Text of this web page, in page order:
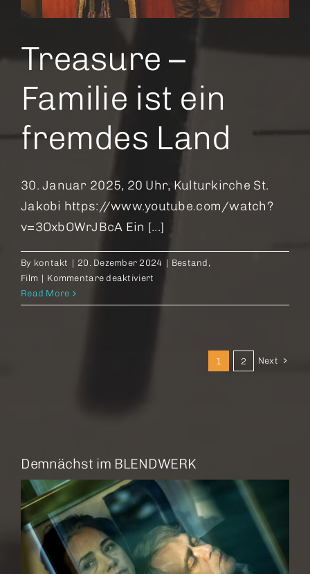
Treasure –
Familie ist ein
fremdes Land
30. Januar 2025, 20 Uhr, Kulturkirche St.
Jakobi https://www.youtube.com/watch?
v=3OxbOWrJBcA Ein [...]
By kontakt | 20. Dezember 2024 | Bestand ,
Film | Kommentare deaktiviert
–
Read More
1 2 Next
Demnächst im BLENDWERK